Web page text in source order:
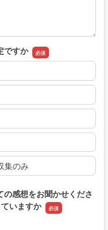
ですか
集のみ
感想をお聞かせくださ
いますか